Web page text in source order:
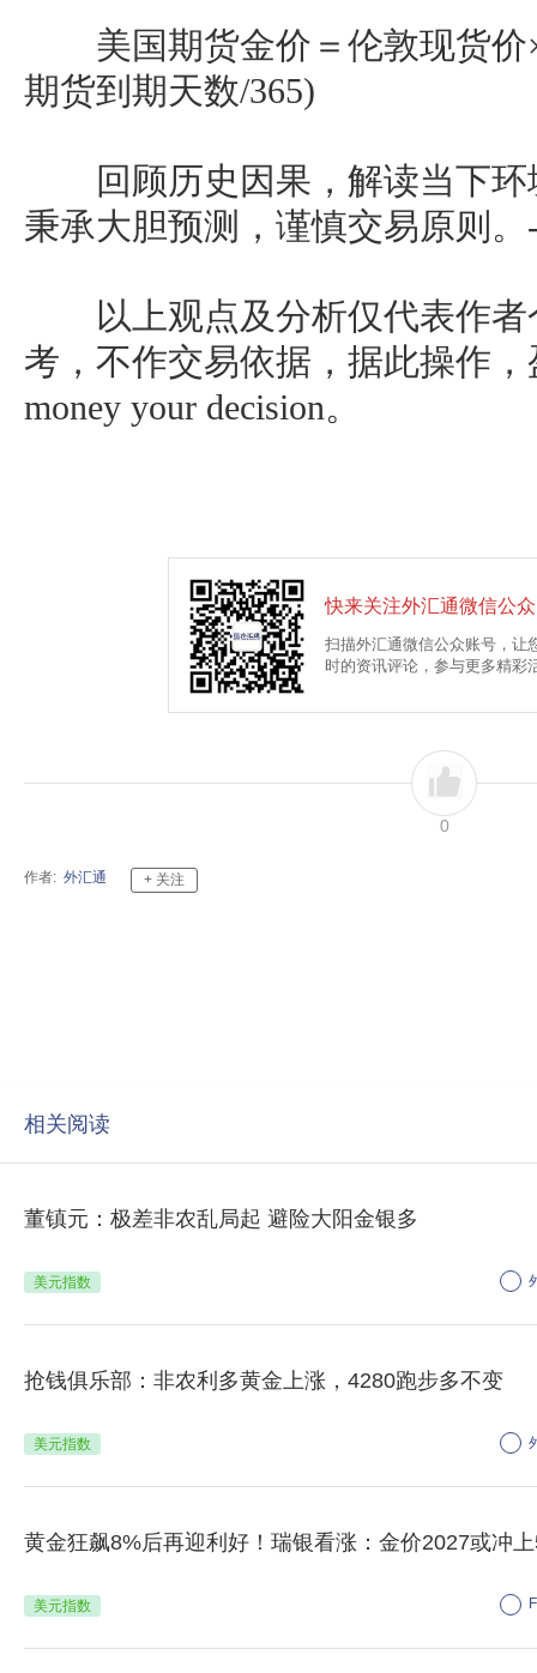
美国期货金价＝伦敦现货价
期货到期天数/365)
回顾历史因果，解读当下环
秉承大胆预测，谨慎交易原则
以上观点及分析仅代表作者
考，不作交易依据，据此操作
money your decision。
快来关注外汇通微信公
扫描外汇通微信公众账号，让
时的资讯评论，参与更多精彩
0
作者: 外汇通
相关阅读
董镇元：极差非农乱局起 避险大阳金银多
美元指数
抢钱俱乐部：非农利多黄金上涨，4280跑步多不变
美元指数
黄金狂飙8%后再迎利好！瑞银看涨：金价2027或冲
美元指数